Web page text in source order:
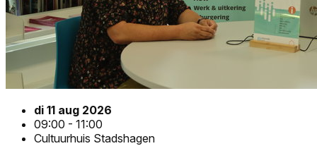
di 11 aug 2026
09:00 - 11:00
Cultuurhuis Stadshagen